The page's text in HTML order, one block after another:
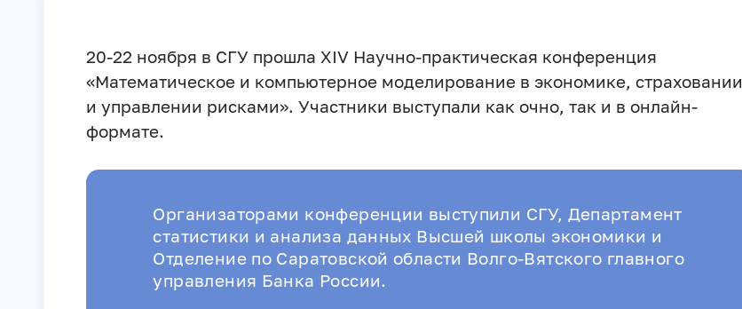
20-22 ноября в СГУ прошла XIV Научно-практическая конференция
«Математическое и компьютерное моделирование в экономике, страховании
и управлении рисками». Участники выступали как очно, так и в онлайн-
формате.
Организаторами конференции выступили СГУ, Департамент
статистики и анализа данных Высшей школы экономики и
Отделение по Саратовской области Волго-Вятского главного
управления Банка России.